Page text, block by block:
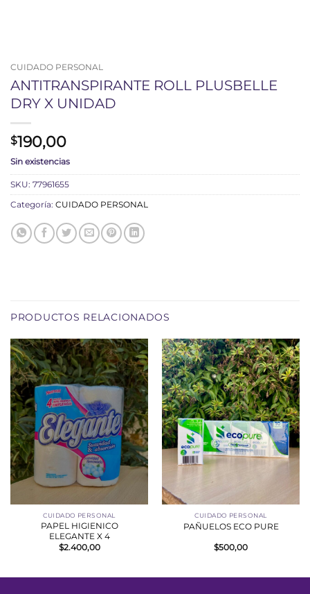
CUIDADO PERSONAL
ANTITRANSPIRANTE ROLL PLUSBELLE
DRY X UNIDAD
$190,00
Sin existencias
SKU: 77961655
Categoría: CUIDADO PERSONAL
PRODUCTOS RELACIONADOS
CUIDADO PERSONAL
PAPEL HIGIENICO
ELEGANTE X 4
$2.400,00
CUIDADO PERSONAL
PAÑUELOS ECO PURE
$500,00